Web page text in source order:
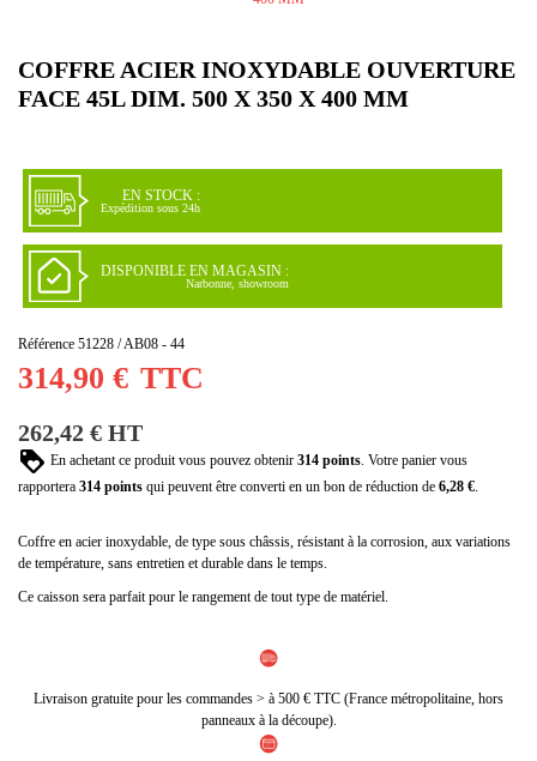
COFFRE ACIER INOXYDABLE OUVERTURE
FACE 45L DIM. 500 X 350 X 400 MM
EN STOCK :
Expédition sous 24h
DISPONIBLE EN MAGASIN :
Narbonne, showroom
Référence 51228 / AB08 - 44
314,90 € TTC
262,42 € HT
En achetant ce produit vous pouvez obtenir 314 points. Votre panier vous
rapportera 314 points qui peuvent être converti en un bon de réduction de 6,28 €.
Coffre en acier inoxydable, de type sous châssis, résistant à la corrosion, aux variations
de température, sans entretien et durable dans le temps.
Ce caisson sera parfait pour le rangement de tout type de matériel.
Livraison gratuite pour les commandes > à 500 € TTC (France métropolitaine, hors
panneaux à la découpe).